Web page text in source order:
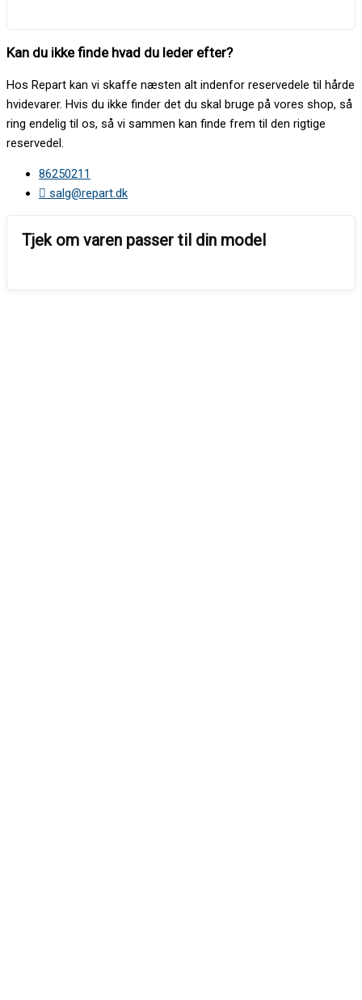
Kan du ikke finde hvad du leder efter?
Hos Repart kan vi skaffe næsten alt indenfor reservedele til hårde
hvidevarer. Hvis du ikke finder det du skal bruge på vores shop, så
ring endelig til os, så vi sammen kan finde frem til den rigtige
reservedel.
86250211
salg@repart.dk